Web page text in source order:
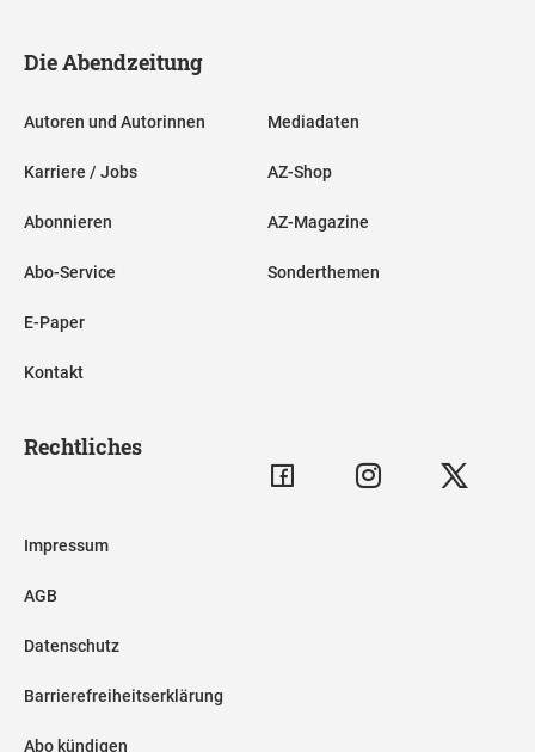
Die Abendzeitung
Autoren und Autorinnen
Karriere / Jobs
Abonnieren
Abo-Service
E-Paper
Kontakt
Mediadaten
AZ-Shop
AZ-Magazine
Sonderthemen
Rechtliches
Impressum
AGB
Datenschutz
Barrierefreiheitserklärung
Abo kündigen